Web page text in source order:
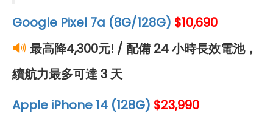
Google Pixel 7a (8G/128G) $10,690
🔊 最高降4,300元! / 配備 24 小時長效電池，
續航力最多可達 3 天
Apple iPhone 14 (128G) $23,990